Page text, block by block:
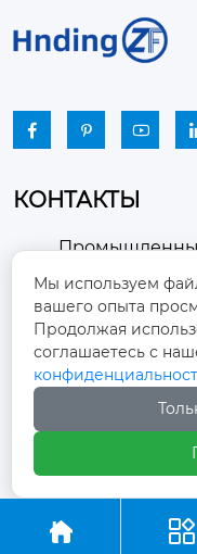
  
КОНТАКТЫ

район
Шаньдун
 winston-
+86-
 +86
 
Мы используем
вашего опыта
Продолжая
соглашаетесь с